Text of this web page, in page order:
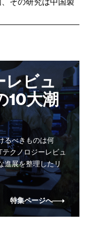
レビュ
10大潮
るべきものは何
クノロジーレビュ
進展を整理したリ
特集ページへ